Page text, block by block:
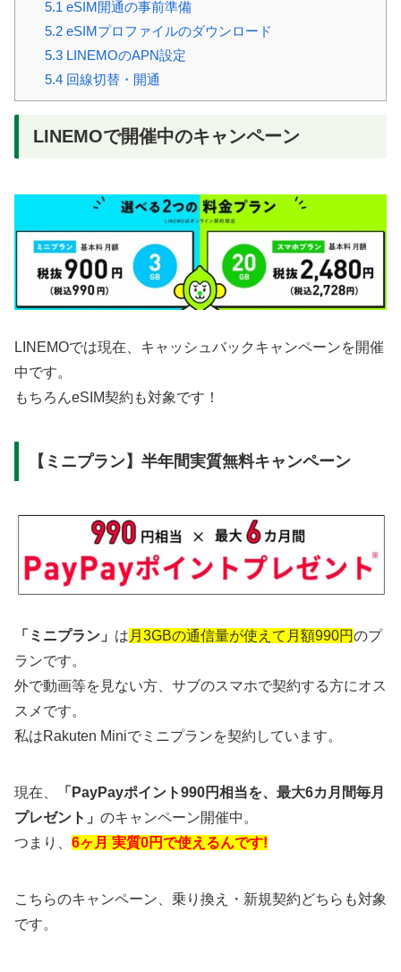
5.1 eSIM開通の事前準備
5.2eSIMプロファイルのダウンロード
5.3LINEMOのAPN設定
5.4回線切替・開通
LINEMOで開催中のキャンペーン
LINEMOでは現在、キャッシュバックキャンペーンを開催
中です。
もちろんeSIM契約も対象です！
【ミニプラン】半年間実質無料キャンペーン
「ミニプラン」 は 月3GBの通信量が使えて月額990円のプ
ランです。
外で動画等を見ない方、サブのスマホで契約する方にオス
スメです。
私はRakuten Miniでミニプランを契約しています。
現在、
「PayPayポイント990円相当を、最大6カ月間毎月
プレゼント」 のキャンペーン開催中。
つまり、 6ヶ月 実質0円で使えるんです!
こちらのキャンペーン、乗り換え・新規契約どちらも対象
です。